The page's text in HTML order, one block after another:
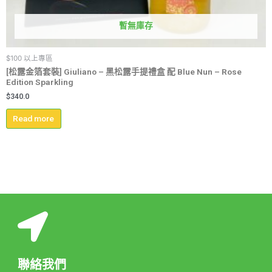
暫無庫存
$100 以上專區
[松露金箔套裝] Giuliano – 黑松露手提禮盒 配 Blue Nun – Rose
Edition Sparkling
$340.0
Read more
聯絡我們